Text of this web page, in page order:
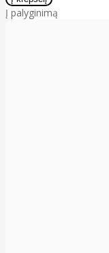
Į palyginimą